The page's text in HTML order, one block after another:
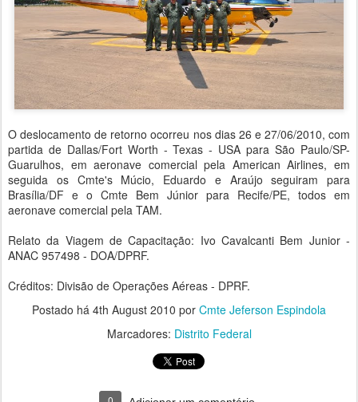
O deslocamento de retorno ocorreu nos dias 26 e 27/06/2010, com
partida de Dallas/Fort Worth - Texas - USA para São Paulo/SP-
Guarulhos, em aeronave comercial pela American Airlines, em
seguida os Cmte's Múcio, Eduardo e Araújo seguiram para
Brasília/DF e o Cmte Bem Júnior para Recife/PE, todos em
aeronave comercial pela TAM.
Relato da Viagem de Capacitação: Ivo Cavalcanti Bem Junior -
ANAC 957498 - DOA/DPRF.
Créditos: Divisão de Operações Aéreas - DPRF.
Postado há 4th August 2010 por Cmte Jeferson Espindola
Marcadores: Distrito Federal